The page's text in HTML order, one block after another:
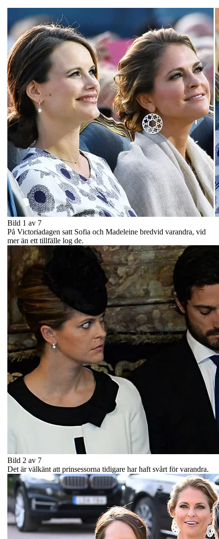
Bild 1 av 7
På Victoriadagen satt Sofia och Madeleine bredvid varandra, vid
mer än ett tillfälle log de.
Bild 2 av 7
Det är välkänt att prinsessorna tidigare har haft svårt för varandra.